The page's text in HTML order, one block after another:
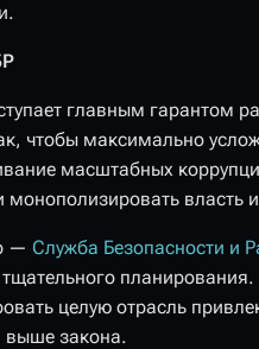
главным гарантом
чтобы максимально
масштабных
— Служба Безопасности и
целую отрасль
выше закона.